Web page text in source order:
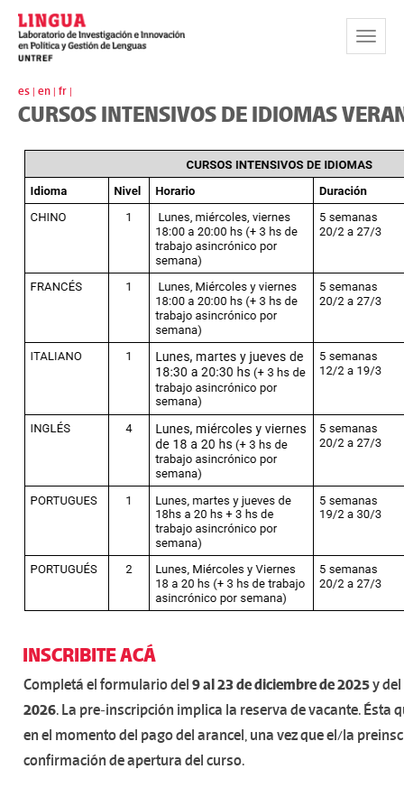
Toggle
es | en | fr |
CURSOS INTENSIVOS DE IDIOMAS
INSCRIBITE ACÁ
Completá el formulario del 9 al 23 de diciembre de 2025y del
2026. La pre-inscripción implica la reserva de vacante. Ésta
en el momento del pago del arancel, una vez que el/la
confirmación de apertura del curso.